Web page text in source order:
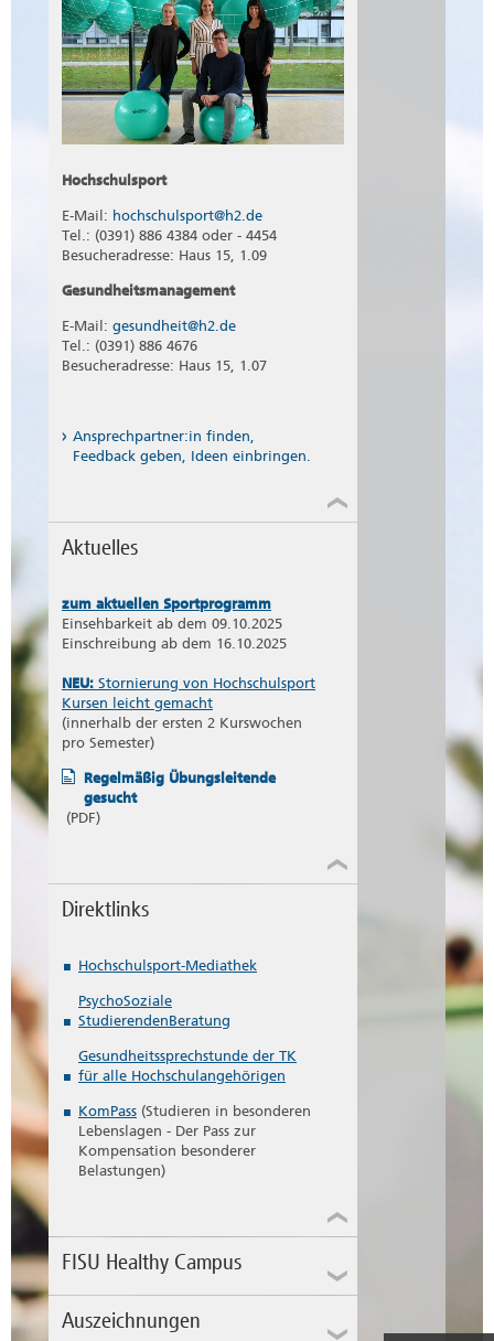
Hochschulsport
E-Mail: hochschulsport@h2.de
Tel.: (0391) 886 4384 oder - 4454
Besucheradresse: Haus 15, 1.09
Gesundheitsmanagement
E-Mail: gesundheit@h2.de
Tel.: (0391) 886 4676
Besucheradresse: Haus 15, 1.07
Ansprechpartner:in finden,
Feedback geben, Ideen einbringen.
Aktuelles
zum aktuellen Sportprogramm
Einsehbarkeit ab dem 09.10.2025
Einschreibung ab dem 16.10.2025
NEU: Stornierung von Hochschulsport
Kursen leicht gemacht
(innerhalb der ersten 2 Kurswochen
pro Semester)
Regelmäßig Übungsleitende
gesucht
(PDF)
Direktlinks
Hochschulsport-Mediathek
PsychoSoziale
StudierendenBeratung
Gesundheitssprechstunde der TK
für alle Hochschulangehörigen
KomPass (Studieren in besonderen
Lebenslagen - Der Pass zur
Kompensation besonderer
Belastungen)
FISU Healthy Campus
Auszeichnungen